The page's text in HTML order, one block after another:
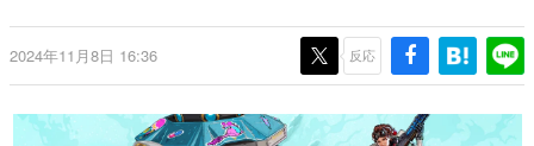
一先生によるゲーム業界レポートマンガです。
なんでゲームは面白い？
具体的な形から解き明かしていく、硬派で骨太な評論連載
です。
2024年11月8日 16:36 反応